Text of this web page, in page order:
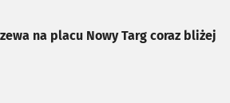
na placu Nowy Targ coraz bliżej